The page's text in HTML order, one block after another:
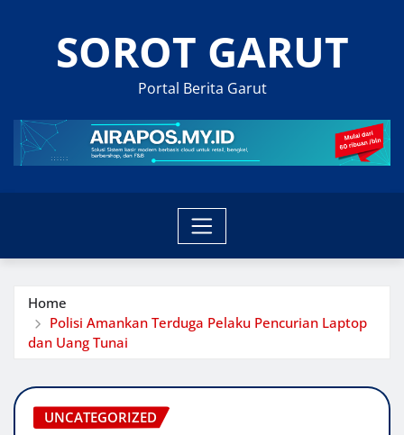
SOROT GARUT
Portal Berita Garut
Home
Polisi Amankan Terduga Pelaku Pencurian Laptop
dan Uang Tunai
UNCATEGORIZED